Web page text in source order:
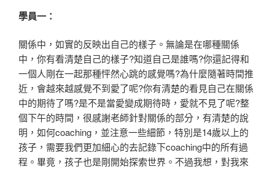
學員一：
關係中，如實的反映出自己的樣子。無論是在哪種關係
中，你有看清楚自己的樣子?知道自己是誰嗎?你還記得和
一個人剛在一起那種怦然心跳的感覺嗎?為什麼隨著時間推
近，會越來越感覺不到愛了呢?你有清楚的看見自己在關係
中的期待了嗎?是不是當愛變成期待時，愛就不見了呢?整
個下午的時間，很感謝老師針對關係的部分，有清楚的說
明，如何coaching，並注意一些細節，特別是14歲以上的
孩子，需要我們更加細心的去記錄下coaching中的所有過
程。畢竟，孩子也是剛開始探索世界。不過我想，對我來